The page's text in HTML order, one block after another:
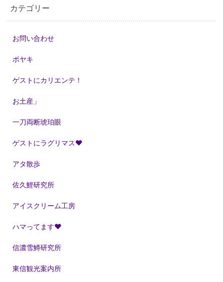
カテゴリー
お問い合わせ
ボヤキ
ゲストにカリエンテ！
お土産」
一刀両断琥珀眼
ゲストにラグリマス❤
アタ散歩
佐久鯉研究所
アイスクリーム工房
ハマってます❤
信濃雪鱒研究所
東信観光案内所